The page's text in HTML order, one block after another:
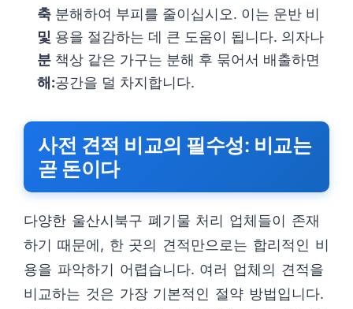
축
및
분
해:
분해하여 부피를 줄이십시오. 이는 운반 비
용을 절감하는 데 큰 도움이 됩니다. 의자나
책상 같은 가구는 분해 후 묶어서 배출하면
공간을 덜 차지합니다.
사전 견적 비교의 필수성: 비교는
곧 돈이다
다양한 울산시북구 폐기물 처리 업체들이 존재
하기 때문에, 한 곳의 견적만으로는 합리적인 비
용을 파악하기 어렵습니다. 여러 업체의 견적을
비교하는 것은 가장 기본적인 절약 방법입니다.